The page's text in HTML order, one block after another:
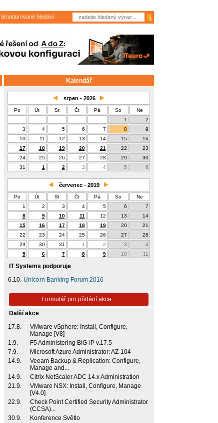
Strukturované hledání
Kalendář
srpen - 2026
Po Út St Čt Pá So
Ne
1
2
3
4 5 6 7 8
9
10
11 12 13 14 15
16
17
18 19 20 21 22
23
24
25 26 27 28 29
30
31
1 2 3 4 5 6
červenec - 2019
Po Út St Čt Pá So
Ne
1
2 3 4 5 6
7
8
9 10 11 12 13
14
15
16 17 18 19 20
21
22
23 24 25 26 27
28
29
30 31 1 2 3
4
5
6 7 8 9 10 11
IT Systems podporuje
6.10. Unicorn Banking Forum 2016
Formulář pro přidání akce
Další akce
17.8.
VMware vSphere: Install, Configure,
Manage [V8]
1.9.
F5 Administering BIG-IP v.17.5
7.9.
Microsoft Azure Administrator: AZ-104
14.9.
Veeam Backup & Replication: Configure,
Manage and...
14.9.
Citrix NetScaler ADC 14.x Administration
21.9.
VMware NSX: Install, Configure, Manage
[V4.0]
22.9.
Check Point Certified Security Administrator
(CCSA)...
30.9.
Konference Světlo